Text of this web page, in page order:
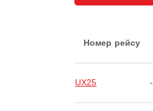
Номер рейсу
UX25 -